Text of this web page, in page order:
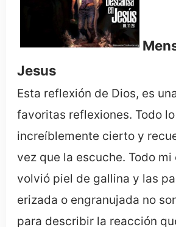
Jesus
Esta reflexión de Dios, es
favoritas reflexiones. Todo
increíblemente cierto y
vez que la escuche. Todo
volvió piel de gallina y las
erizada o engranujada no
para describir la reacción